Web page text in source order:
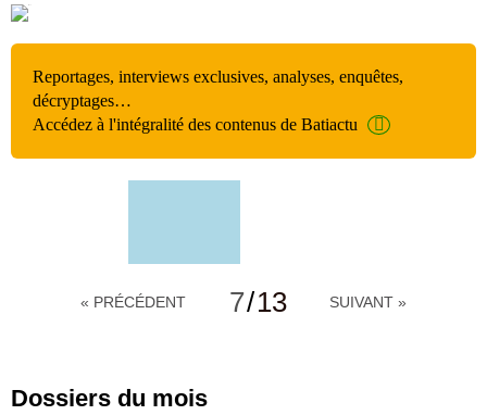
Reportages, interviews exclusives, analyses, enquêtes,
décryptages…
Accédez à l'intégralité des contenus de Batiactu
« PRÉCÉDENT 7/13 SUIVANT »
Dossiers du mois